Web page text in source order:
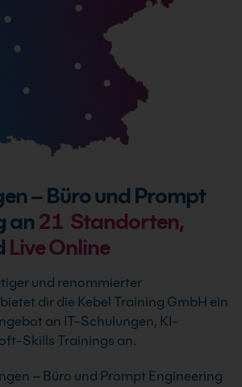
– Büro und Prompt
an 21 Standorten,
Live Online
und renommierter
dir die Kebel Training GmbH ein
an IT-Schulungen, KI-
Skills Trainings an.
– Büro und Prompt Engineering